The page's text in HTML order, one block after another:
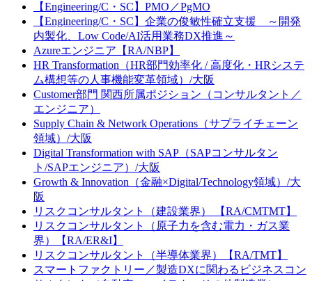
【Engineering/C・SC】PMO／PgMO
【Engineering/C・SC】企業の俊敏性確立支援 ～開発
内製化、Low Code/AI活用業務DX推進～
Azureエンジニア【RA/NBP】
HR Transformation（HR部門効率化 / 高度化・HRシステ
ム構想等の人事機能変革領域）/大阪
Customer部門 関西所属ポジション（コンサルタント／
エンジニア）
Supply Chain & Network Operations（サプライチェーン
領域）/大阪
Digital Transformation with SAP（SAPコンサルタン
ト/SAPエンジニア）/大阪
Growth & Innovation（金融×Digital/Technology領域）/大
阪
リスクコンサルタント（建設業界） 【RA/CMTMT】
リスクコンサルタント（原子力を含む電力・ガス業
界）【RA/ER&I】
リスクコンサルタント（半導体業界）【RA/TMT】
スマートファクトリー／製造DXに関わるビジネスコン